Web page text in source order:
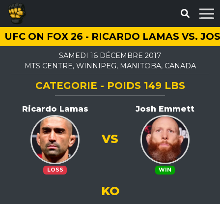
UFC ON FOX 26 - RICARDO LAMAS VS.
SAMEDI 16 DÉCEMBRE 2017
MTS CENTRE, WINNIPEG, MANITOBA, CANADA
CATEGORIE - POIDS 149 LBS
Ricardo Lamas
LOSS
Josh Emmett
WIN
VS
KO